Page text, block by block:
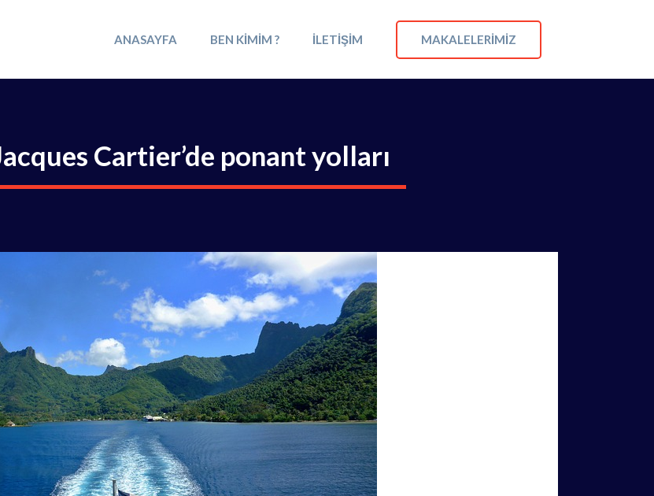
ANASAYFA BEN KIMIM ? İLETIŞIM MAKALELERIMIZ
Cartier’de ponant yolları